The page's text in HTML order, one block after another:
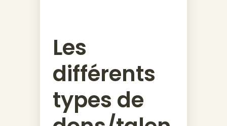
Les
différents
types de